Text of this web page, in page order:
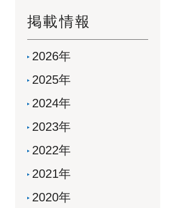
掲載情報
2026年
2025年
2024年
2023年
2022年
2021年
2020年